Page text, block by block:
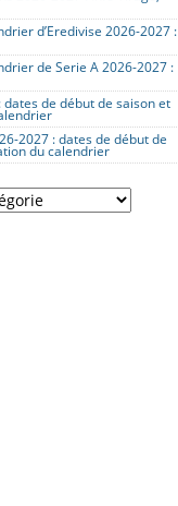
d’Eredivise 2026-2027 :
de Serie A 2026-2027 :
dates de début de saison et
2027 : dates de début de
du calendrier